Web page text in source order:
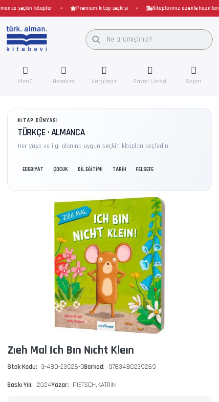
seçkin kitaplar Premium kitap seçkisi Kitaplarınız özenle hazırlanır
Menü Hesabım Karşılaştır Favori Listesi Sepet
KITAP DÜNYASI
TÜRKÇE · ALMANCA
Her yaşa ve ilgi alanına uygun seçkin kitapları keşfedin.
EDEBİYAT ÇOCUK DİL EĞİTİMİ TARİH FELSEFE
Zıeh Mal Ich Bın Nıcht Kleın
Stok Kodu: 3-480-23926-9Barkod: 9783480239269
Baskı Yılı: 2024Yazar: PIETSCH,KATRIN